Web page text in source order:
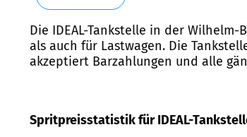
Die IDEAL-Tankstelle in der
als auch für Lastwagen. Die
akzeptiert Barzahlungen und alle
Spritpreisstatistik für IDEAL-